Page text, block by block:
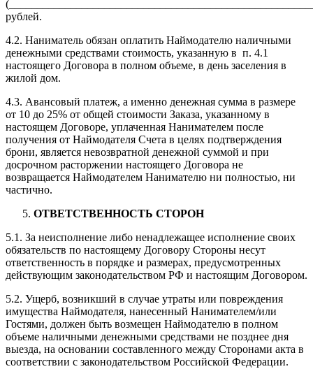
рублей.
4.2. Наниматель обязан оплатить Наймодателю наличными
денежными средствами стоимость, указанную в п. 4.1
настоящего Договора в полном объеме, в день заселения в
жилой дом.
4.3. Авансовый платеж, а именно денежная сумма в размере
от 10 до 25% от общей стоимости Заказа, указанному в
настоящем Договоре, уплаченная Нанимателем после
получения от Наймодателя Счета в целях подтверждения
брони, является невозвратной денежной суммой и при
досрочном расторжении настоящего Договора не
возвращается Наймодателем Нанимателю ни полностью, ни
частично.
ОТВЕТСТВЕННОСТЬ СТОРОН
5.1. За неисполнение либо ненадлежащее исполнение своих
обязательств по настоящему Договору Стороны несут
ответственность в порядке и размерах, предусмотренных
действующим законодательством РФ и настоящим Договором.
5.2. Ущерб, возникший в случае утраты или повреждения
имущества Наймодателя, нанесенный Нанимателем/или
Гостями, должен быть возмещен Наймодателю в полном
объеме наличными денежными средствами не позднее дня
выезда, на основании составленного между Сторонами акта в
соответствии с законодательством Российской Федерации.